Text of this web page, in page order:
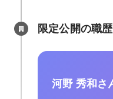
限定公開の職
河野 秀和さ